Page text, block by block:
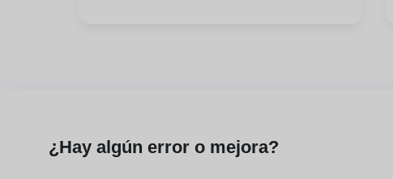
¿Hay algún error o mejora?